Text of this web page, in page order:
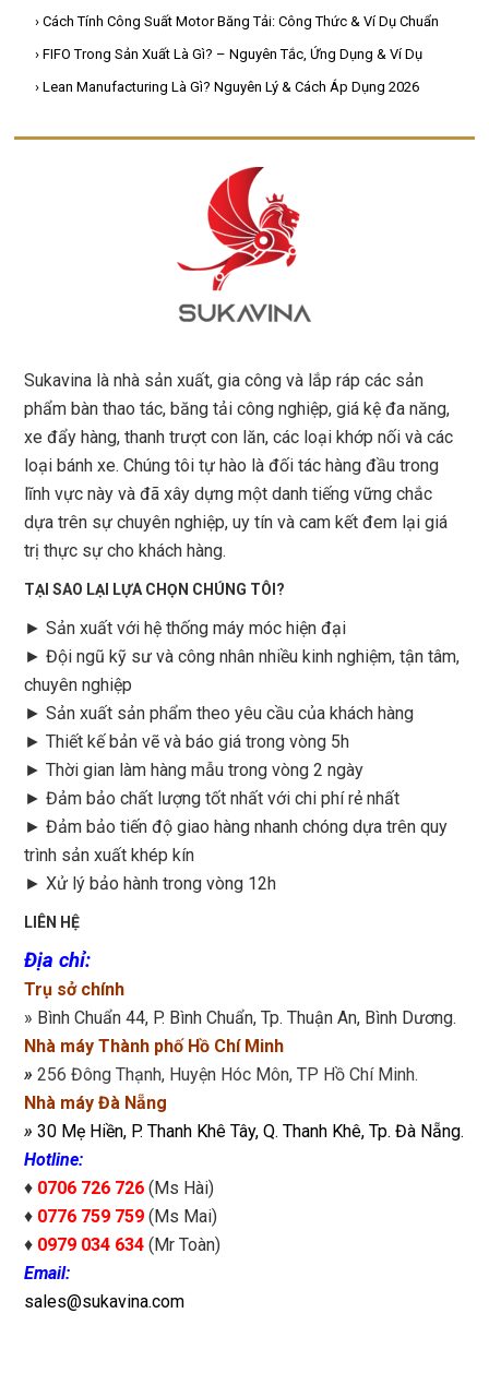
› Cách Tính Công Suất Motor Băng Tải: Công Thức & Ví Dụ Chuẩn
› FIFO Trong Sản Xuất Là Gì? – Nguyên Tắc, Ứng Dụng & Ví Dụ
› Lean Manufacturing Là Gì? Nguyên Lý & Cách Áp Dụng 2026
Sukavina là nhà sản xuất, gia công và lắp ráp các sản
phẩm bàn thao tác, băng tải công nghiệp, giá kệ đa năng,
xe đẩy hàng, thanh trượt con lăn, các loại khớp nối và các
loại bánh xe. Chúng tôi tự hào là đối tác hàng đầu trong
lĩnh vực này và đã xây dựng một danh tiếng vững chắc
dựa trên sự chuyên nghiệp, uy tín và cam kết đem lại giá
trị thực sự cho khách hàng.
TẠI SAO LẠI LỰA CHỌN CHÚNG TÔI?
► Sản xuất với hệ thống máy móc hiện đại
► Đội ngũ kỹ sư và công nhân nhiều kinh nghiệm, tận tâm,
chuyên nghiệp
► Sản xuất sản phẩm theo yêu cầu của khách hàng
► Thiết kế bản vẽ và báo giá trong vòng 5h
► Thời gian làm hàng mẫu trong vòng 2 ngày
► Đảm bảo chất lượng tốt nhất với chi phí rẻ nhất
► Đảm bảo tiến độ giao hàng nhanh chóng dựa trên quy
trình sản xuất khép kín
► Xử lý bảo hành trong vòng 12h
LIÊN HỆ
Địa chỉ:
Trụ sở chính
» Bình Chuẩn 44, P. Bình Chuẩn, Tp. Thuận An, Bình Dương.
Nhà máy Thành phố Hồ Chí Minh
» 256 Đông Thạnh, Huyện Hóc Môn, TP Hồ Chí Minh.
Nhà máy Đà Nẵng
» 30 Mẹ Hiền, P. Thanh Khê Tây, Q. Thanh Khê, Tp. Đà Nẵng.
Hotline:
♦ 0706 726 726(Ms Hài)
♦ 0776 759 759(Ms Mai)
♦ 0979 034 634 (Mr Toàn)
Email:
sales@sukavina.com